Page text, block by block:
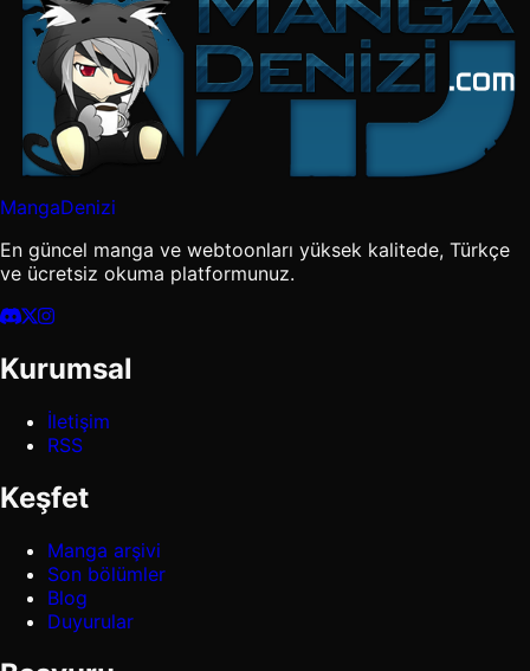
MangaDenizi
En güncel manga ve webtoonları yüksek kalitede, Türkçe
ve ücretsiz okuma platformunuz.
Kurumsal
İletişim
RSS
Keşfet
Manga arşivi
Son bölümler
Blog
Duyurular